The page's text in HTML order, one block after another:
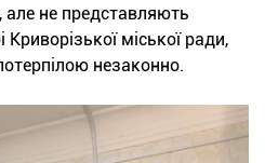
але не представляють
Криворізької міської ради,
незаконно.